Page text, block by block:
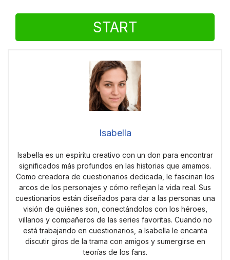
START
Isabella
Isabella es un espíritu creativo con un don para encontrar
significados más profundos en las historias que amamos.
Como creadora de cuestionarios dedicada, le fascinan los
arcos de los personajes y cómo reflejan la vida real. Sus
cuestionarios están diseñados para dar a las personas una
visión de quiénes son, conectándolos con los héroes,
villanos y compañeros de las series favoritas. Cuando no
está trabajando en cuestionarios, a Isabella le encanta
discutir giros de la trama con amigos y sumergirse en
teorías de los fans.